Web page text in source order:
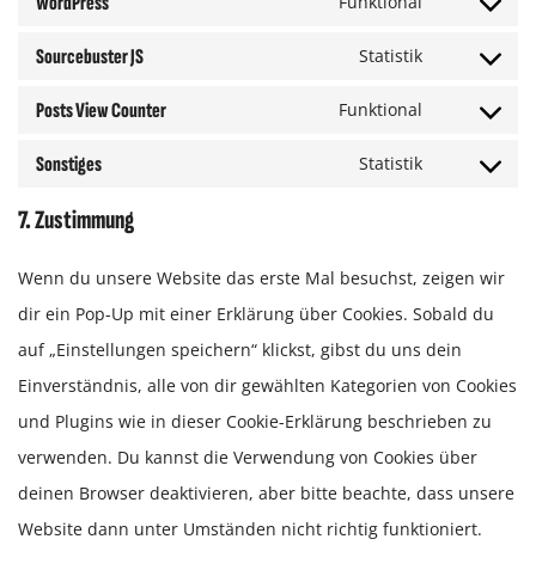
Sourcebuster JS Statistik
Posts View Counter Funktional
Sonstiges Statistik
7. Zustimmung
Wenn du unsere Website das erste Mal besuchst, zeigen wir
dir ein Pop-Up mit einer Erklärung über Cookies. Sobald du
auf „Einstellungen speichern“ klickst, gibst du uns dein
Einverständnis, alle von dir gewählten Kategorien von Cookies
und Plugins wie in dieser Cookie-Erklärung beschrieben zu
verwenden. Du kannst die Verwendung von Cookies über
deinen Browser deaktivieren, aber bitte beachte, dass unsere
Website dann unter Umständen nicht richtig funktioniert.